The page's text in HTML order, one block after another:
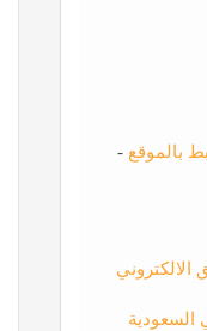
بالموقع -
الالكتروني
السعودية